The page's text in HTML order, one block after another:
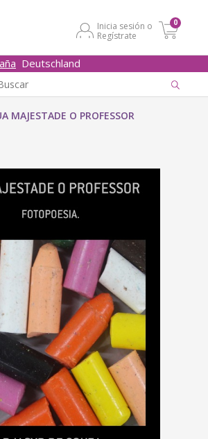
Inicia sesión o
Regístrate
0
Deutschland
MAJESTADE O PROFESSOR